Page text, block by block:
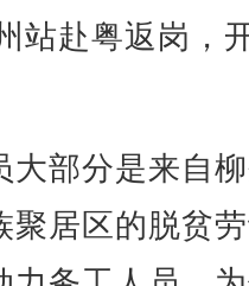
站赴粤返岗，
部分是来自
聚居区的脱贫